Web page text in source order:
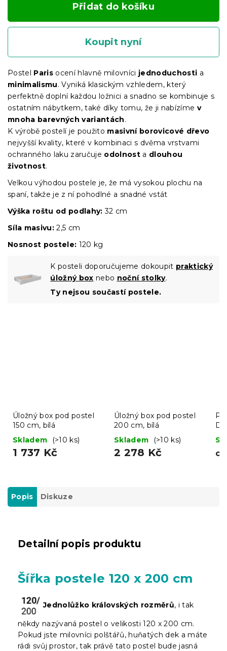
Přidat do košíku
Koupit nyní
Postel Paris ocení hlavně milovníci jednoduchosti a
minimalismu. Vyniká klasickým vzhledem, který
perfektně doplní každou ložnici a snadno se kombinuje s
ostatním nábytkem, také díky tomu, že ji nabízíme v
mnoha barevných variantách.
K výrobě postelí je použito masivní borovicové dřevo
nejvyšší kvality, které v kombinaci s dvěma vrstvami
ochranného laku zaručuje odolnost a dlouhou
životnost.
Velkou výhodou postele je, že má vysokou plochu na
spaní, takže je z ní pohodlné a snadné vstát
Výška roštu od podlahy:32 cm
Síla masivu: 2,5 cm
Nosnost postele: 120 kg
K posteli doporučujeme dokoupit praktický
úložný box nebo noční stolky.
Ty nejsou součastí postele.
Úložný box pod postel
150 cm, bílá
Skladem
(>10 ks)
1 737 Kč
Úložný box pod postel
200 cm, bílá
Skladem
(>10 ks)
2 278 Kč od
Popis Diskuze
Detailní popis produktu
Šířka postele 120 x 200 cm
Jednolůžko královských rozměrů, i tak
někdy nazývaná postel o velikosti 120 x 200 cm.
Pokud jste milovníci polštářů, huňatých dek a máte
rádi svůj prostor, tak právě tato postel bude jasná